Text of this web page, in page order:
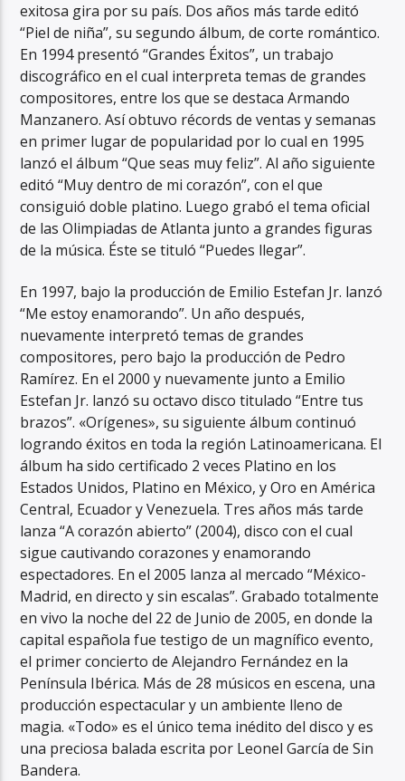
exitosa gira por su país. Dos años más tarde editó
“Piel de niña”, su segundo álbum, de corte romántico.
En 1994 presentó “Grandes Éxitos”, un trabajo
discográfico en el cual interpreta temas de grandes
compositores, entre los que se destaca Armando
Manzanero. Así obtuvo récords de ventas y semanas
en primer lugar de popularidad por lo cual en 1995
lanzó el álbum “Que seas muy feliz”. Al año siguiente
editó “Muy dentro de mi corazón”, con el que
consiguió doble platino. Luego grabó el tema oficial
de las Olimpiadas de Atlanta junto a grandes figuras
de la música. Éste se tituló “Puedes llegar”.
En 1997, bajo la producción de Emilio Estefan Jr. lanzó
“Me estoy enamorando”. Un año después,
nuevamente interpretó temas de grandes
compositores, pero bajo la producción de Pedro
Ramírez. En el 2000 y nuevamente junto a Emilio
Estefan Jr. lanzó su octavo disco titulado “Entre tus
brazos”. «Orígenes», su siguiente álbum continuó
logrando éxitos en toda la región Latinoamericana. El
álbum ha sido certificado 2 veces Platino en los
Estados Unidos, Platino en México, y Oro en América
Central, Ecuador y Venezuela. Tres años más tarde
lanza “A corazón abierto” (2004), disco con el cual
sigue cautivando corazones y enamorando
espectadores. En el 2005 lanza al mercado “México-
Madrid, en directo y sin escalas”. Grabado totalmente
en vivo la noche del 22 de Junio de 2005, en donde la
capital española fue testigo de un magnífico evento,
el primer concierto de Alejandro Fernández en la
Península Ibérica. Más de 28 músicos en escena, una
producción espectacular y un ambiente lleno de
magia. «Todo» es el único tema inédito del disco y es
una preciosa balada escrita por Leonel García de Sin
Bandera.